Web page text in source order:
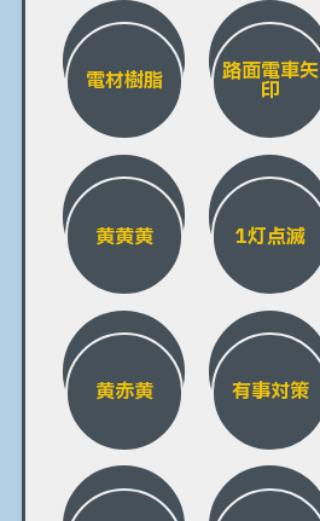
電材樹脂 路面電車矢
印
黄黄黄 1灯点滅
黄赤黄 有事対策